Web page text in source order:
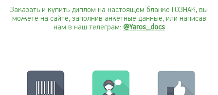
Заказать и купить диплом на настоящем бланке ГОЗНАК, вы
можете на сайте, заполнив анкетные данные, или написав
нам в наш телеграм: @Yaros_docs